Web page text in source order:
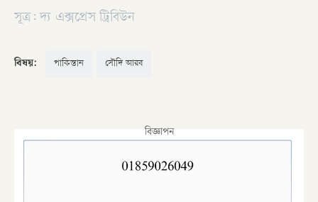
সূত্র: দ্য এক্সপ্রেস ট্রিবিউন
বিষয়: পাকিস্তান সৌদি আরব
বিজ্ঞাপন